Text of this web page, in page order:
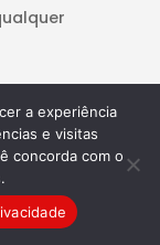
a experiência
e visitas
concorda com o